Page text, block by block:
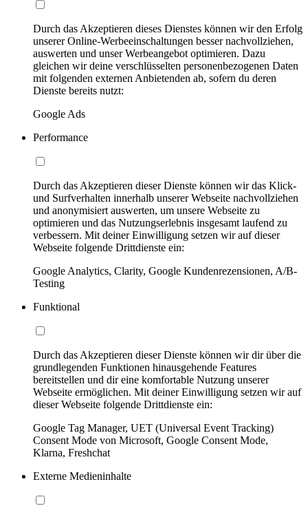
Durch das Akzeptieren dieses Dienstes können wir den Erfolg
unserer Online-Werbeeinschaltungen besser nachvollziehen,
auswerten und unser Werbeangebot optimieren. Dazu
gleichen wir deine verschlüsselten personenbezogenen Daten
mit folgenden externen Anbietenden ab, sofern du deren
Dienste bereits nutzt:
Google Ads
Performance
Durch das Akzeptieren dieser Dienste können wir das Klick-
und Surfverhalten innerhalb unserer Webseite nachvollziehen
und anonymisiert auswerten, um unsere Webseite zu
optimieren und das Nutzungserlebnis insgesamt laufend zu
verbessern. Mit deiner Einwilligung setzen wir auf dieser
Webseite folgende Drittdienste ein:
Google Analytics, Clarity, Google Kundenrezensionen, A/B-
Testing
Funktional
Durch das Akzeptieren dieser Dienste können wir dir über die
grundlegenden Funktionen hinausgehende Features
bereitstellen und dir eine komfortable Nutzung unserer
Webseite ermöglichen. Mit deiner Einwilligung setzen wir auf
dieser Webseite folgende Drittdienste ein:
Google Tag Manager, UET (Universal Event Tracking)
Consent Mode von Microsoft, Google Consent Mode,
Klarna, Freshchat
Externe Medieninhalte